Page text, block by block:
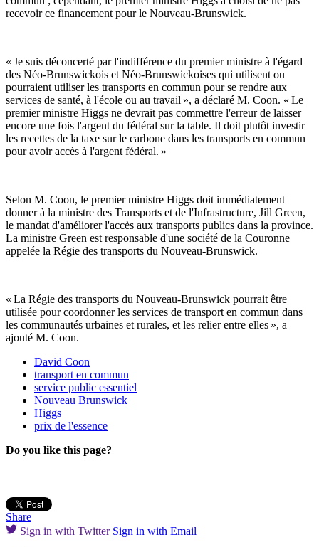
recevoir ce financement pour le Nouveau-Brunswick.
« Je suis déconcerté par l'indifférence du premier ministre à l'égard
des Néo-Brunswickois et Néo-Brunswickoises qui utilisent ou
pourraient utiliser les transports en commun pour se rendre aux
services de santé, à l'école ou au travail », a déclaré M. Coon. « Le
premier ministre Higgs ne devrait pas commettre l'erreur de laisser
encore une fois l'argent du fédéral sur la table. Il doit plutôt investir
les recettes de la taxe sur le carbone dans les transports en commun
pour avoir accès à l'argent fédéral. »
Selon M. Coon, le premier ministre Higgs doit immédiatement
donner à la ministre des Transports et de l'Infrastructure, Jill Green,
le mandat d'améliorer l'accès aux transports publics dans la province.
La ministre Green est responsable d'une société de la Couronne
appelée la Régie des transports du Nouveau-Brunswick.
« La Régie des transports du Nouveau-Brunswick pourrait être
utilisée pour coordonner les services de transport en commun dans
les communautés urbaines et rurales, et les relier entre elles », a
ajouté M. Coon.
David Coon
transport en commun
service public essentiel
Nouveau Brunswick
Higgs
prix de l'essence
Do you like this page?
Share
Sign in with Twitter Sign in with Email